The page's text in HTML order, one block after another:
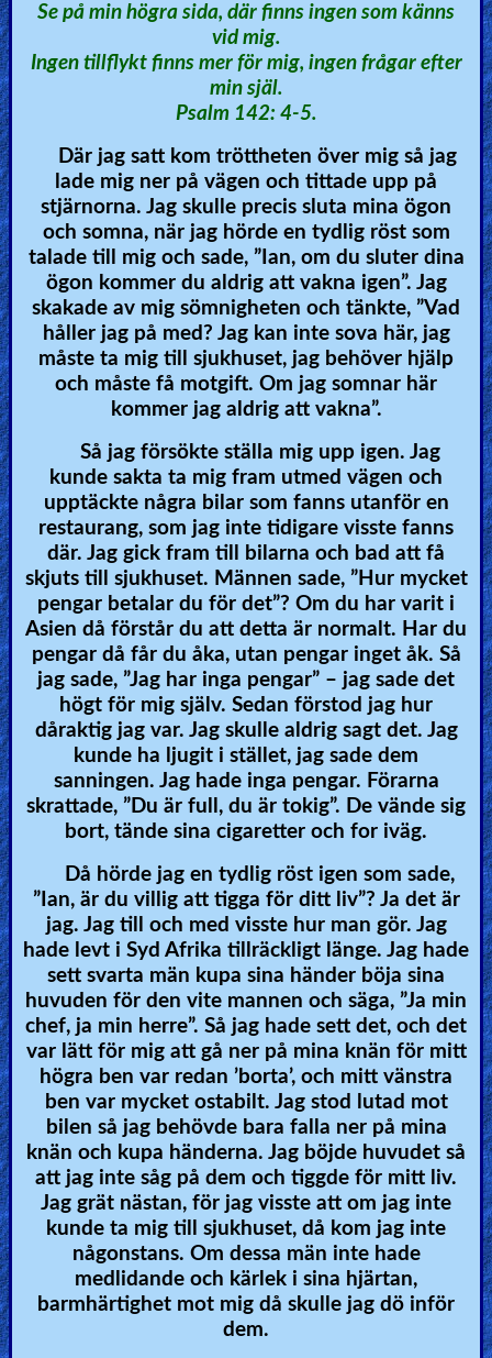
Se på min högra sida, där finns ingen som känns
vid mig.
Ingen tillflykt finns mer för mig, ingen frågar efter
min själ.
Psalm 142: 4-5.
Där jag satt kom tröttheten över mig så jag
lade mig ner på vägen och tittade upp på
stjärnorna. Jag skulle precis sluta mina ögon
och somna, när jag hörde en tydlig röst som
talade till mig och sade, ”Ian, om du sluter dina
ögon kommer du aldrig att vakna igen”. Jag
skakade av mig sömnigheten och tänkte, ”Vad
håller jag på med? Jag kan inte sova här, jag
måste ta mig till sjukhuset, jag behöver hjälp
och måste få motgift. Om jag somnar här
kommer jag aldrig att vakna”.
Så jag försökte ställa mig upp igen. Jag
kunde sakta ta mig fram utmed vägen och
upptäckte några bilar som fanns utanför en
restaurang, som jag inte tidigare visste fanns
där. Jag gick fram till bilarna och bad att få
skjuts till sjukhuset. Männen sade, ”Hur mycket
pengar betalar du för det”? Om du har varit i
Asien då förstår du att detta är normalt. Har du
pengar då får du åka, utan pengar inget åk. Så
jag sade, ”Jag har inga pengar” – jag sade det
högt för mig själv. Sedan förstod jag hur
dåraktig jag var. Jag skulle aldrig sagt det. Jag
kunde ha ljugit i stället, jag sade dem
sanningen. Jag hade inga pengar. Förarna
skrattade, ”Du är full, du är tokig”. De vände sig
bort, tände sina cigaretter och for iväg.
Då hörde jag en tydlig röst igen som sade,
”Ian, är du villig att tigga för ditt liv”? Ja det är
jag. Jag till och med visste hur man gör. Jag
hade levt i Syd Afrika tillräckligt länge. Jag hade
sett svarta män kupa sina händer böja sina
huvuden för den vite mannen och säga, ”Ja min
chef, ja min herre”. Så jag hade sett det, och det
var lätt för mig att gå ner på mina knän för mitt
högra ben var redan ’borta’, och mitt vänstra
ben var mycket ostabilt. Jag stod lutad mot
bilen så jag behövde bara falla ner på mina
knän och kupa händerna. Jag böjde huvudet så
att jag inte såg på dem och tiggde för mitt liv.
Jag grät nästan, för jag visste att om jag inte
kunde ta mig till sjukhuset, då kom jag inte
någonstans. Om dessa män inte hade
medlidande och kärlek i sina hjärtan,
barmhärtighet mot mig då skulle jag dö inför
dem.